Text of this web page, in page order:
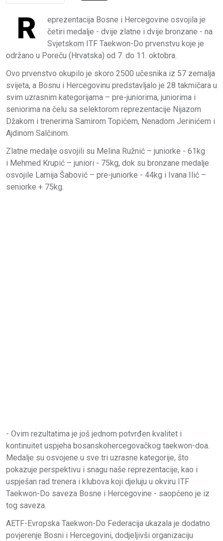
R
eprezentacija Bosne i Hercegovine osvojila je
četiri medalje - dvije zlatne i dvije bronzane - na
Svjetskom ITF Taekwon-Do prvenstvu koje je
održano u Poreču (Hrvatska) od 7. do 11. oktobra.
Ovo prvenstvo okupilo je skoro 2500 učesnika iz 57 zemalja
svijeta, a Bosnu i Hercegovinu predstavljalo je 28 takmičara u
svim uzrasnim kategorijama – pre-juniorima, juniorima i
seniorima na čelu sa selektorom reprezentacije Nijazom
Džakom i trenerima Samirom Topićem, Nenadom Jerinićem i
Ajdinom Salčinom.
Zlatne medalje osvojili su Melina Ružnić – juniorke - 61kg
i Mehmed Krupić – juniori - 75kg, dok su bronzane medalje
osvojile Lamija Šabović – pre-juniorke - 44kg i Ivana Ilić –
seniorke + 75kg.
- Ovim rezultatima je još jednom potvrđen kvalitet i
kontinuitet uspjeha bosanskohercegovačkog taekwon-doa.
Medalje su osvojene u sve tri uzrasne kategorije, što
pokazuje perspektivu i snagu naše reprezentacije, kao i
uspješan rad trenera i klubova koji djeluju u okviru ITF
Taekwon-Do saveza Bosne i Hercegovine - saopćeno je iz
tog saveza.
AETF-Evropska Taekwon-Do Federacija ukazala je dodatno
povjerenje Bosni i Hercegovini, dodjeljivši organizaciju